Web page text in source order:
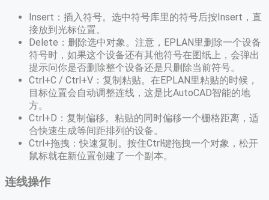
Insert：插入符号。选中符号库里的符号后按Insert，直
接放到光标位置。
Delete：删除选中对象。注意，EPLAN里删除一个设备
符号时，如果这个设备还有其他符号在图纸上，会弹出
提示问你是否删除整个设备还是只删除当前符号。
Ctrl+C / Ctrl+V：复制粘贴。在EPLAN里粘贴的时候，
目标位置会自动调整连线，这是比AutoCAD智能的地
方。
Ctrl+D：复制偏移。粘贴的同时偏移一个栅格距离，适
合快速生成等间距排列的设备。
Ctrl+拖拽：快速复制。按住Ctrl键拖拽一个对象，松开
鼠标就在新位置创建了一个副本。
连线操作